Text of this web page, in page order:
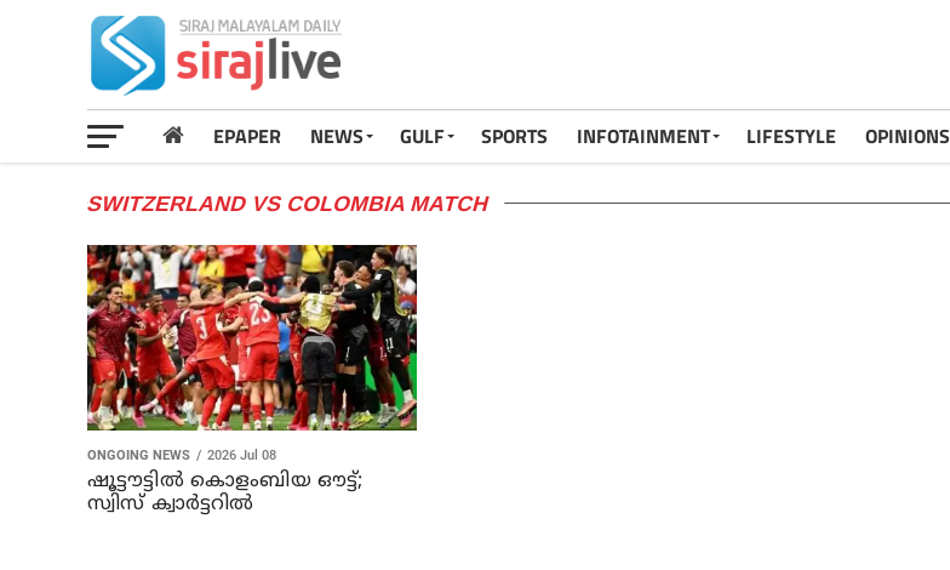
EPAPER NEWS GULF SPORTS INFOTAINMENT LIFESTYLE OPINIONS
SWITZERLAND VS COLOMBIA MATCH
ONGOING NEWS 2026 Jul 08
ഷൂട്ടൗട്ടില്‍ കൊളംബിയ ഔട്ട്;
സ്വിസ് ക്വാര്‍ട്ടറില്‍